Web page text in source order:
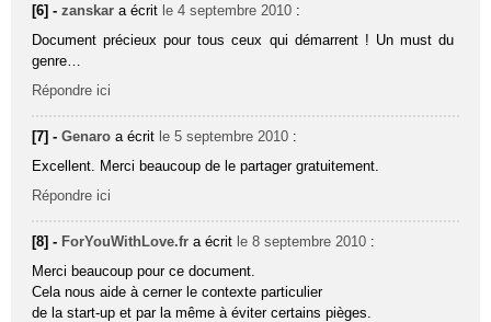
[6] -zanskar a écrit le 4 septembre 2010 :
Document précieux pour tous ceux qui démarrent ! Un must du
genre…
Répondre ici
[7] -Genaro a écrit le 5 septembre 2010 :
Excellent. Merci beaucoup de le partager gratuitement.
Répondre ici
[8] - ForYouWithLove.fr a écrit le 8 septembre 2010 :
Merci beaucoup pour ce document.
Cela nous aide à cerner le contexte particulier
de la start-up et par la même à éviter certains pièges.